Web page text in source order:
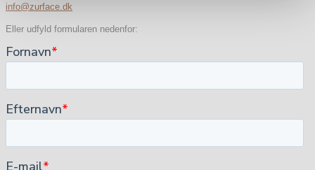
info@zurface.dk
Eller udfyld formularen nedenfor: